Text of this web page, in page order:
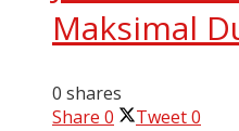
Maksimal
0 shares
Share 0 Tweet0